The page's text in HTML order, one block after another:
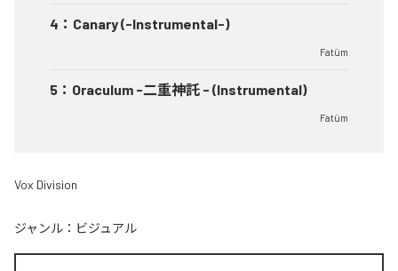
4 ： Canary (-Instrumental-)
Fatüm
5 ： Oraculum -二重神託 - (Instrumental)
Fatüm
Vox Division
ジャンル： ビジュアル